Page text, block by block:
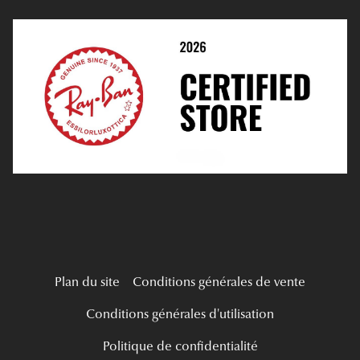
Verres Unifocaux
Verres Progressifs
Mes Premières Lunettes
Médiation
Plan du site Conditions générales de vente
Conditions générales d'utilisation
Politique de confidentialité